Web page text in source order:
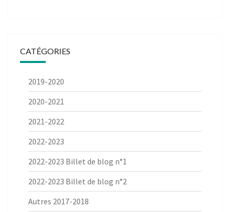
CATÉGORIES
2019-2020
2020-2021
2021-2022
2022-2023
2022-2023 Billet de blog n°1
2022-2023 Billet de blog n°2
Autres 2017-2018